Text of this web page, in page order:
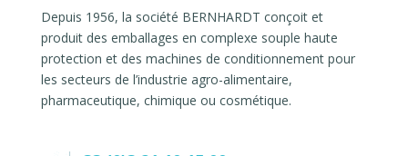
Depuis 1956, la société BERNHARDT conçoit et
produit des emballages en complexe souple haute
protection et des machines de conditionnement pour
les secteurs de l’industrie agro-alimentaire,
pharmaceutique, chimique ou cosmétique.